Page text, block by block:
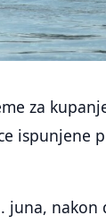
za
ispunjene
juna,